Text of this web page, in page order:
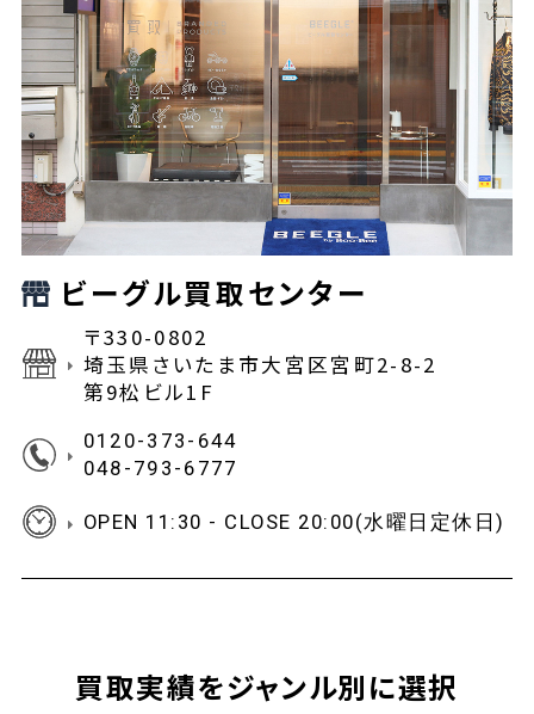
ビーグル買取センター
〒330-0802
埼玉県さいたま市大宮区宮町2-8-2
第9松ビル1F
0120-373-644
048-793-6777
OPEN 11:30 - CLOSE 20:00(水曜日定休日)
買取実績をジャンル別に選択